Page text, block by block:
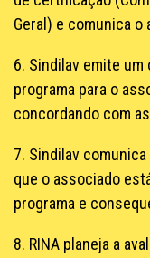
Geral) e comunica o
6. Sindilav emite
programa para o
concordando com
7. Sindilav
que o associado
programa e
8. RINA planeja a